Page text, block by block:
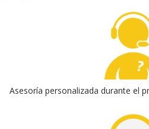
Asesoría personalizada durante el